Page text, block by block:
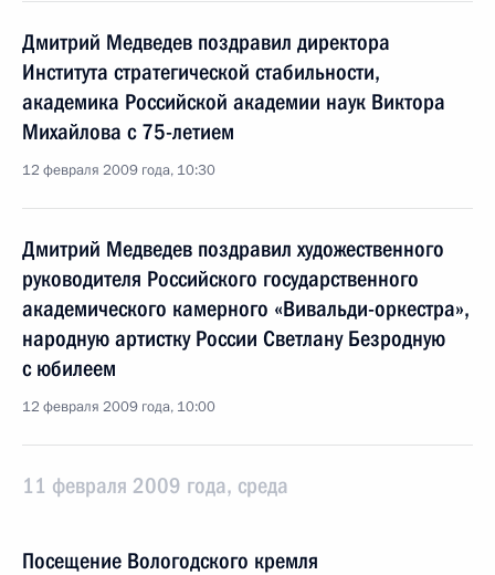
Дмитрий Медведев поздравил директора
Института стратегической стабильности,
академика Российской академии наук Виктора
Михайлова с 75-летием
12 февраля 2009 года, 10:30
Дмитрий Медведев поздравил художественного
руководителя Российского государственного
академического камерного «Вивальди-оркестра»,
народную артистку России Светлану Безродную
с юбилеем
12 февраля 2009 года, 10:00
11 февраля 2009 года, среда
Посещение Вологодского кремля